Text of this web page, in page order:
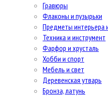
Гравюры
Флаконы и пузырьки
Предметы интерьера
Техника и инструмент
Фарфор и хрусталь
Хобби и спорт
Мебель и свет
Деревенская утварь
Бронза, латунь